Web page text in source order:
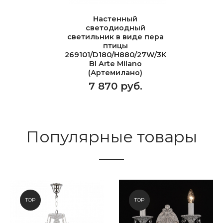
Настенный
светодиодный
светильник в виде пера
птицы
269101/D180/H880/27W/3K
Bl Arte Milano
(Артемилано)
7 870 руб.
Популярные товары
TOP NEW
TOP